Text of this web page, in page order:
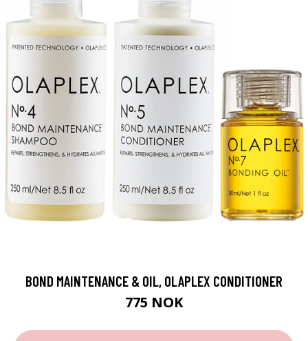
BOND MAINTENANCE & OIL, OLAPLEX CONDITIONER
775 NOK